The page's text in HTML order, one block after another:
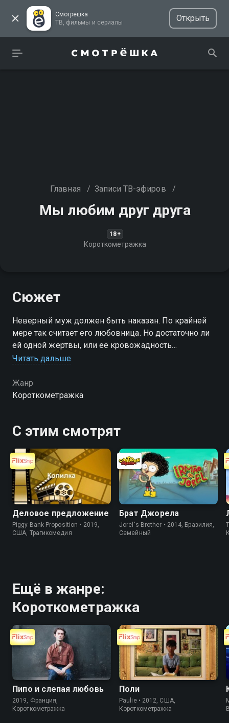
Смотрёшка
ТВ, фильмы и сериалы
Открыть
Главная / Записи ТВ-эфиров /
Мы любим друг друга
18+
Короткометражка
Сюжет
Неверный муж должен быть наказан. По крайней
мере так считает его любовница. Но достаточно ли
ей одной жертвы, или её кровожадность
перешагнёт мыслимые границы?
Читать дальше
Жанр
Короткометражка
С этим смотрят
Деловое предложение
Piggy Bank Proposition • 2019,
США, Трагикомедия
Брат Джорела
Jorel's Brother • 2014, Бразилия,
Cемейный
Ещё в жанре:
Короткометражка
Пипо и слепая любовь
2019, Франция,
Короткометражка
Поли
Paulie • 2012, США,
Короткометражка